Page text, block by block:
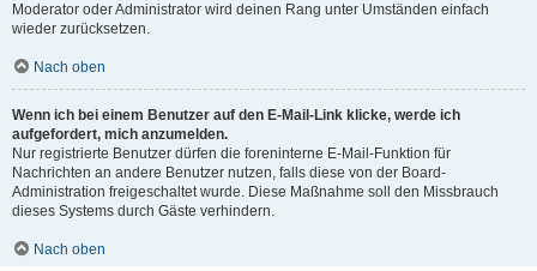
Moderator oder Administrator wird deinen Rang unter Umständen einfach
wieder zurücksetzen.
Nach oben
Wenn ich bei einem Benutzer auf den E-Mail-Link klicke, werde ich
aufgefordert, mich anzumelden.
Nur registrierte Benutzer dürfen die foreninterne E-Mail-Funktion für
Nachrichten an andere Benutzer nutzen, falls diese von der Board-
Administration freigeschaltet wurde. Diese Maßnahme soll den Missbrauch
dieses Systems durch Gäste verhindern.
Nach oben